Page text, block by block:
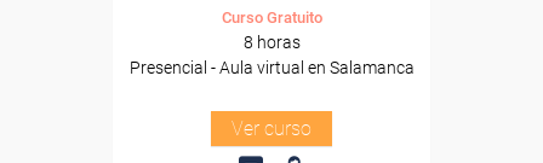
Curso Gratuito
8 horas
Presencial - Aula virtual en Salamanca
Ver curso